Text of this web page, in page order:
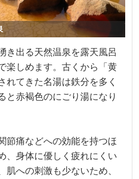
き出る天然温泉を露天風呂
楽しめます。古くから「黄
れてきた名湯は鉄分を多く
と赤褐色のにごり湯になり
節痛などへの効能を持つほ
、身体に優しく疲れにくい
肌への刺激も少ないため、